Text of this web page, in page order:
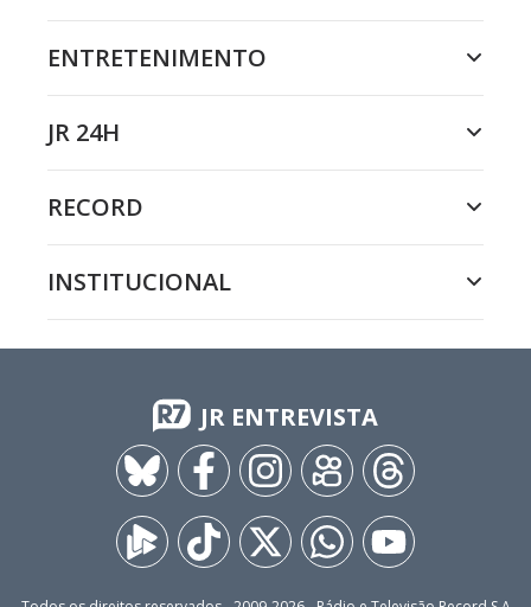
ENTRETENIMENTO
JR 24H
RECORD
INSTITUCIONAL
JR ENTREVISTA